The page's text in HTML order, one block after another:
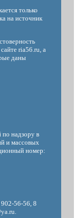
только
на источник
ria56.ru, а
даны
по надзору в
и массовых
номер:
56-56, 8